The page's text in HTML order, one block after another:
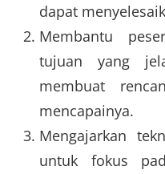
dapat
Membantu
tujuan yang
membuat
mencapainya.
Mengajarkan
untuk fokus